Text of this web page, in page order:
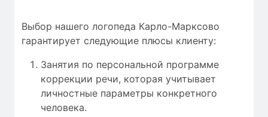
Выбор нашего логопеда Карло-Марксово
гарантирует следующие плюсы клиенту:
Занятия по персональной программе
коррекции речи, которая учитывает
личностные параметры конкретного
человека.